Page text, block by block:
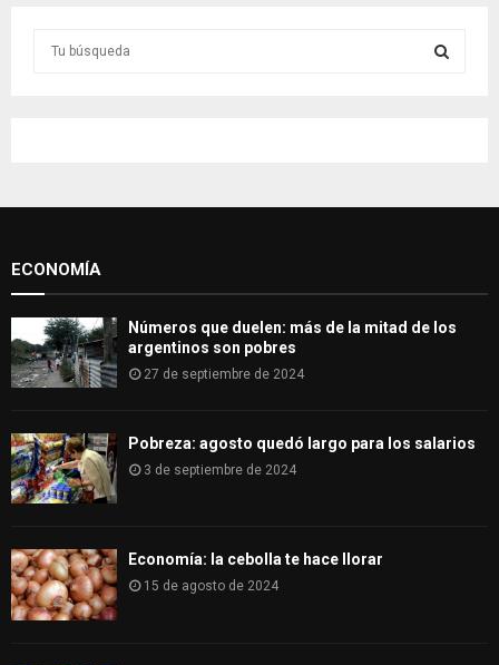
o
H
ECONOMÍA
Números que duelen: más de la mitad de los
argentinos son pobres
27 de septiembre de 2024
Pobreza: agosto quedó largo para los salarios
3 de septiembre de 2024
Economía: la cebolla te hace llorar
15 de agosto de 2024